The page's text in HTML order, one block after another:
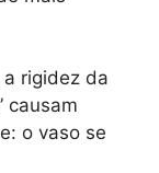
rigidez da
causam
o vaso se